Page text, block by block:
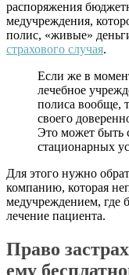
распоряжения
медучреждения,
полис, «живые»
страхового случая.
Если же в
лечебное
полиса вообще,
своего
Это может быть
стационарных
Для этого нужно
компанию, которая
медучреждением, где
лечение пациента.
Право
ему